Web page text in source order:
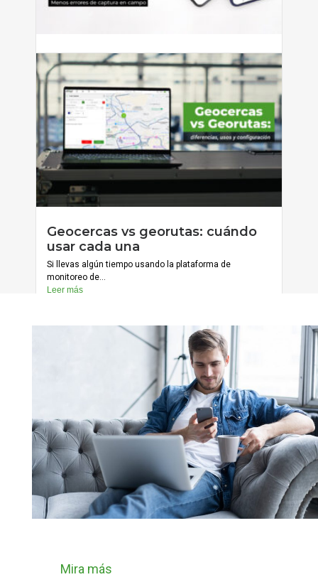
Cómo reducir errores de captura
con formularios condicionales
Si tienes personal que captura información en campo —
ya sean...
Leer más
julio 20, 2026
Geocercas vs georutas: cuándo
usar cada una
Si llevas algún tiempo usando la plataforma de
monitoreo de...
Leer más
Cargar más
Mira más